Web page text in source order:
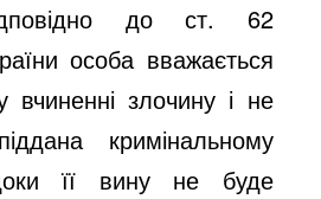
до ст. 62
особа вважається
вчиненні злочину і не
кримінальному
її вину не буде